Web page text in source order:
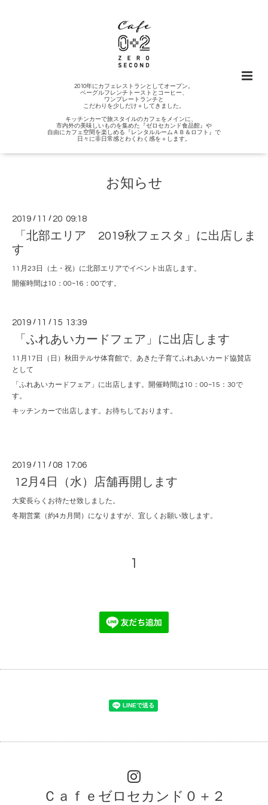
2010年にカフェレストランとしてオープン。
ベーグルフレンチトーストとコーヒー、
ワンプレートランチと
こだわりを少しだけ＋してきました。
キッチンカーで旅スタイルのカフェをメインに、
市内外の美味しいものを集めた『ゼロセカンド食品館』や
自由にカフェ空間を楽しめる『レンタルルームＡＢ＆ロフト』で
日々に非日常感とわくわく感を＋します。
お知らせ
2019 / 11 / 20 09:18
「北部エリア 2019秋フェスタ」に出店しま
す
11月23日（土・祝）に北部エリアでイベント出店します。
開催時間は10：00~16：00です。
2019 / 11 / 15 13:39
「ふれあいカードフェア」に出店します
11月17日（日）秋田テルサ体育館で、あきた子育てふれあいカード協賛店
として
「ふれあいカードフェア」に出店します。開催時間は10：00~15：30で
す。
キッチンカーで出店します。お待ちしております。
2019 / 11 /08 17:06
12月4日（水）店舗再開します
大変長らくお待たせ致しました。
冬期営業（約4カ月間）になりますが、宜しくお願い致します。
1
Ｃａｆｅゼロセカンド０＋２